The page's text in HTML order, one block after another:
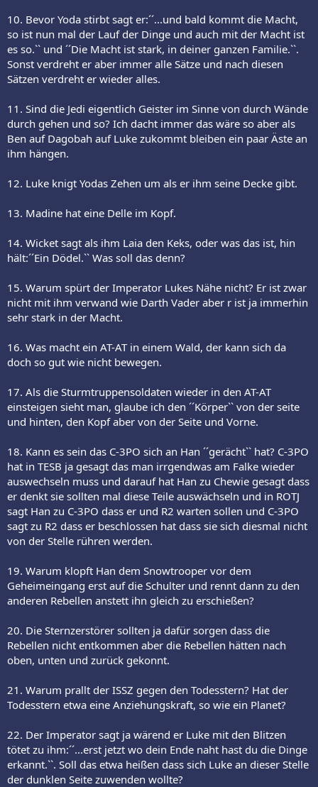
10. Bevor Yoda stirbt sagt er:´´...und bald kommt die Macht,
so ist nun mal der Lauf der Dinge und auch mit der Macht ist
es so.`` und ´´Die Macht ist stark, in deiner ganzen Familie.``.
Sonst verdreht er aber immer alle Sätze und nach diesen
Sätzen verdreht er wieder alles.
11. Sind die Jedi eigentlich Geister im Sinne von durch Wände
durch gehen und so? Ich dacht immer das wäre so aber als
Ben auf Dagobah auf Luke zukommt bleiben ein paar Äste an
ihm hängen.
12. Luke knigt Yodas Zehen um als er ihm seine Decke gibt.
13. Madine hat eine Delle im Kopf.
14. Wicket sagt als ihm Laia den Keks, oder was das ist, hin
hält:´´Ein Dödel.`` Was soll das denn?
15. Warum spürt der Imperator Lukes Nähe nicht? Er ist zwar
nicht mit ihm verwand wie Darth Vader aber r ist ja immerhin
sehr stark in der Macht.
16. Was macht ein AT-AT in einem Wald, der kann sich da
doch so gut wie nicht bewegen.
17. Als die Sturmtruppensoldaten wieder in den AT-AT
einsteigen sieht man, glaube ich den ´´Körper`` von der seite
und hinten, den Kopf aber von der Seite und Vorne.
18. Kann es sein das C-3PO sich an Han ´´gerächt`` hat? C-3PO
hat in TESB ja gesagt das man irrgendwas am Falke wieder
auswechseln muss und darauf hat Han zu Chewie gesagt dass
er denkt sie sollten mal diese Teile auswächseln und in ROTJ
sagt Han zu C-3PO dass er und R2 warten sollen und C-3PO
sagt zu R2 dass er beschlossen hat dass sie sich diesmal nicht
von der Stelle rühren werden.
19. Warum klopft Han dem Snowtrooper vor dem
Geheimeingang erst auf die Schulter und rennt dann zu den
anderen Rebellen anstett ihn gleich zu erschießen?
20. Die Sternzerstörer sollten ja dafür sorgen dass die
Rebellen nicht entkommen aber die Rebellen hätten nach
oben, unten und zurück gekonnt.
21. Warum prallt der ISSZ gegen den Todesstern? Hat der
Todesstern etwa eine Anziehungskraft, so wie ein Planet?
22. Der Imperator sagt ja wärend er Luke mit den Blitzen
tötet zu ihm:´´...erst jetzt wo dein Ende naht hast du die Dinge
erkannt.``. Soll das etwa heißen dass sich Luke an dieser Stelle
der dunklen Seite zuwenden wollte?